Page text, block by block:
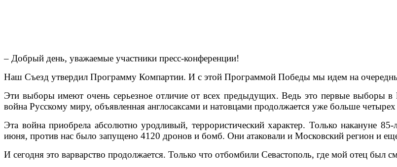
– Добрый день, уважаемые участники пресс-конференции!
Наш Съезд утвердил Программу Компартии. И с этой Программой Победы мы идем на
Эти выборы имеют очень серьезное отличие от всех предыдущих. Ведь это первые выборы
война Русскому миру, объявленная англосаксами и натовцами продолжается уже больше четырех
Эта война приобрела абсолютно уродливый, террористический характер. Только накануне
июня, против нас было запущено 4120 дронов и бомб. Они атаковали и Московский регион и
И сегодня это варварство продолжается. Только что отбомбили Севастополь, где мой отец был